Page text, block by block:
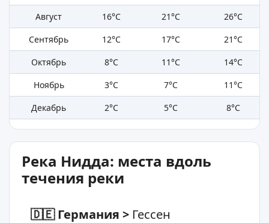
Август
16°C 21°C
26°C
Сентябрь
12°C 17°C
21°C
Октябрь
8°C 11°C
14°C
Ноябрь
3°C 7°C
11°C
Декабрь
2°C 5°C 8°C
Река Нидда: места вдоль
течения реки
🇩🇪 Германия > Гессен